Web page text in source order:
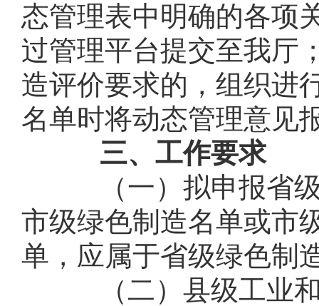
态管理表中明确的各项
过管理平台提交至我厅
造评价要求的，组织进
名单时将动态管理意见
三、工作要求
（一）拟申报省级
市级绿色制造名单或市
单，应属于省级绿色制
（二）县级工业和